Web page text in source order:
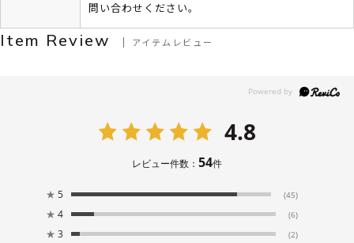
問い合わせください。
Item Review アイテムレビュー
4.8
レビュー件数： 54件
★ 5 (45)
★ 4 (6)
★ 3 (2)